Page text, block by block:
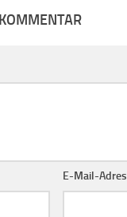
E-Mail-